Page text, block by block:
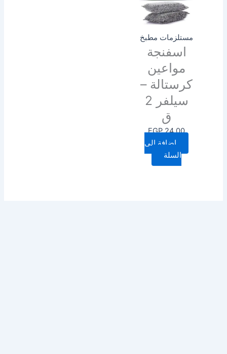
مستلزمات مطبخ
اسفنجة
مواعين
كرستالة –
سيلفر 2
ق
EGP24.00
إضافة إلى
السلة